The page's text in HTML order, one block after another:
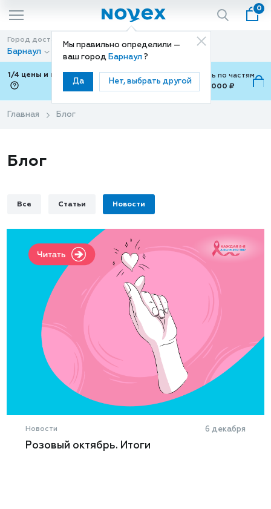
Мы правильно определили —
ваш город Барнаул ?
Да Нет, выбрать другой
0
Город доставки
Барнаул
Способ доставки
Доставка
1/4 цены и покупки ваши с Подели
Можно оплатить по частям
от 700 ₽ до 15,000 ₽
Главная Блог
Блог
Все Статьи Новости
Новости 6 декабря
Розовый октябрь. Итоги